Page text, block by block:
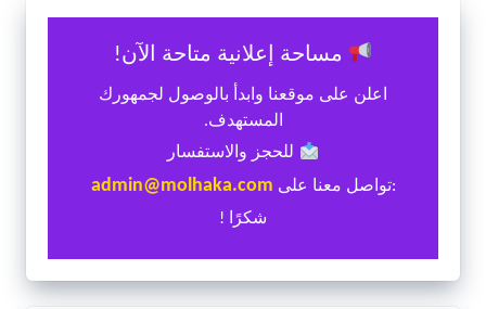
مساحة إعلانية متاحة الآن!
اعلن على موقعنا وابدأ بالوصول لجمهورك
المستهدف.
للحجز والاستفسار
:تواصل معنا على admin@molhaka.com
شكرًا !